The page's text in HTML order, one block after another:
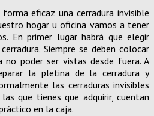
eficaz una cerradura invisible
hogar u oficina vamos a tener
En primer lugar habrá que elegir
Siempre se deben colocar
poder ser vistas desde fuera. A
la pletina de la cerradura y
las cerraduras invisibles
que tienes que adquirir, cuentan
en la caja.